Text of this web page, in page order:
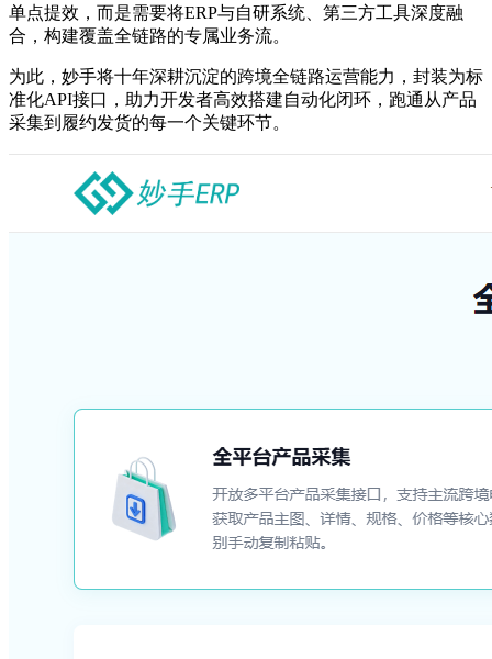
单点提效，而是需要将ERP与自研系统、第三方工具深度融
合，构建覆盖全链路的专属业务流。
为此，妙手将十年深耕沉淀的跨境全链路运营能力，封装为标
准化API接口，助力开发者高效搭建自动化闭环，跑通从产品
采集到履约发货的每一个关键环节。